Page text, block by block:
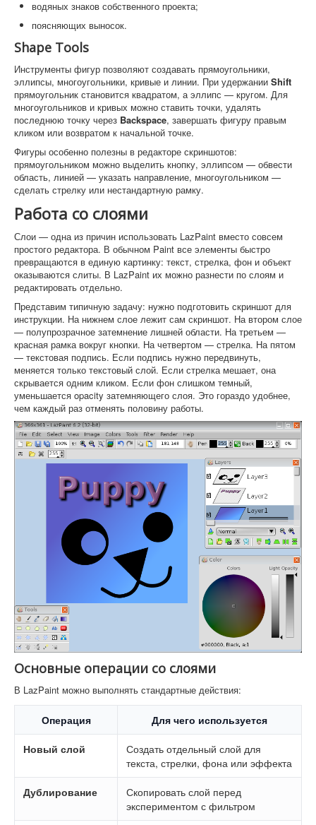
водяных знаков собственного проекта;
поясняющих выносок.
Shape Tools
Инструменты фигур позволяют создавать прямоугольники,
эллипсы, многоугольники, кривые и линии. При удержании Shift
прямоугольник становится квадратом, а эллипс — кругом. Для
многоугольников и кривых можно ставить точки, удалять
последнюю точку через Backspace, завершать фигуру правым
кликом или возвратом к начальной точке.
Фигуры особенно полезны в редакторе скриншотов:
прямоугольником можно выделить кнопку, эллипсом — обвести
область, линией — указать направление, многоугольником —
сделать стрелку или нестандартную рамку.
Работа со слоями
Слои — одна из причин использовать LazPaint вместо совсем
простого редактора. В обычном Paint все элементы быстро
превращаются в единую картинку: текст, стрелка, фон и объект
оказываются слиты. В LazPaint их можно разнести по слоям и
редактировать отдельно.
Представим типичную задачу: нужно подготовить скриншот для
инструкции. На нижнем слое лежит сам скриншот. На втором слое
— полупрозрачное затемнение лишней области. На третьем —
красная рамка вокруг кнопки. На четвертом — стрелка. На пятом
— текстовая подпись. Если подпись нужно передвинуть,
меняется только текстовый слой. Если стрелка мешает, она
скрывается одним кликом. Если фон слишком темный,
уменьшается opacity затемняющего слоя. Это гораздо удобнее,
чем каждый раз отменять половину работы.
Основные операции со слоями
В LazPaint можно выполнять стандартные действия:
Операция Для чего используется
Новый слой
Создать отдельный слой для
текста, стрелки, фона или эффекта
Дублирование
Скопировать слой перед
экспериментом с фильтром